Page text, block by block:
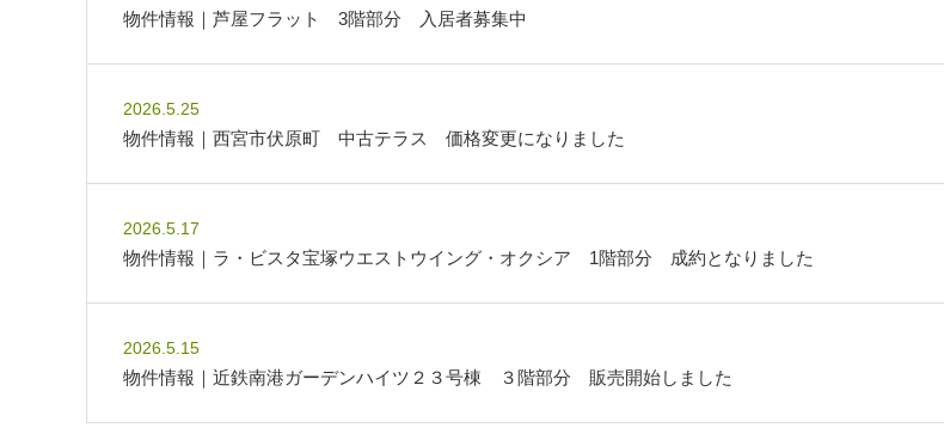
物件情報｜芦屋フラット 3階部分 入居者募集中
2026.5.25
物件情報｜西宮市伏原町 中古テラス 価格変更になりました
2026.5.17
物件情報｜ラ・ビスタ宝塚ウエストウイング・オクシア 1階部分 成約となりました
2026.5.15
物件情報｜近鉄南港ガーデンハイツ２３号棟 ３階部分 販売開始しました